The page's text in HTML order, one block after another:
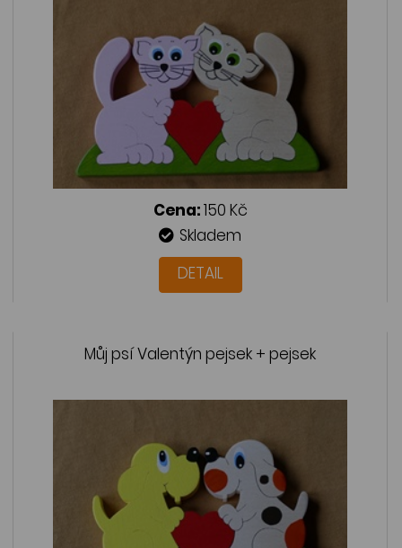
Cena:150 Kč
Skladem
DETAIL
Můj psí Valentýn pejsek + pejsek